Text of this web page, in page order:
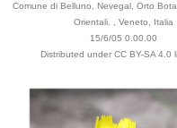
Comune di Belluno, Nevegal, Orto
Orientali. , Veneto, Italia
15/6/05 0.00.00
Distributed under CC BY-SA 4.0